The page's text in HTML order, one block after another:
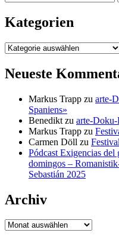
nach:
Kategorien
Kategorien
Neueste
Markus Trapp zu arte-
Spaniens»
Benedikt zu arte-Doku-
Markus Trapp zu
Carmen Döll zu
Pódcast Exigencias
domingos –
Sebastián 2025
Archiv
Archiv